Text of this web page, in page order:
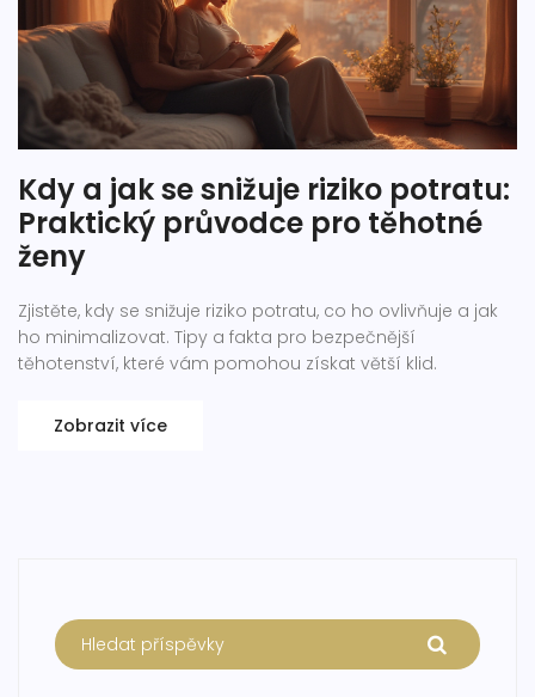
Kdy a jak se snižuje riziko potratu:
Praktický průvodce pro těhotné
ženy
Zjistěte, kdy se snižuje riziko potratu, co ho ovlivňuje a jak
ho minimalizovat. Tipy a fakta pro bezpečnější
těhotenství, které vám pomohou získat větší klid.
Zobrazit více